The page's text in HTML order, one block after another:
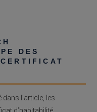
DES
l’article, les